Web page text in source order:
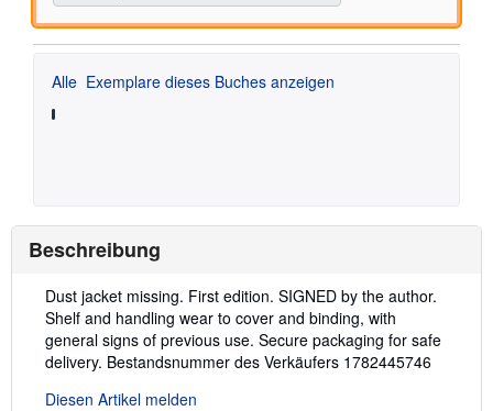
Alle Exemplare dieses Buches anzeigen
Beschreibung
Beschreibung:
Dust jacket missing. First edition. SIGNED by the author.
Shelf and handling wear to cover and binding, with
general signs of previous use. Secure packaging for safe
delivery. Bestandsnummer des Verkäufers 1782445746
Diesen Artikel melden